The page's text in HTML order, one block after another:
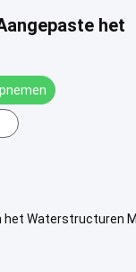
het
het Waterstructuren